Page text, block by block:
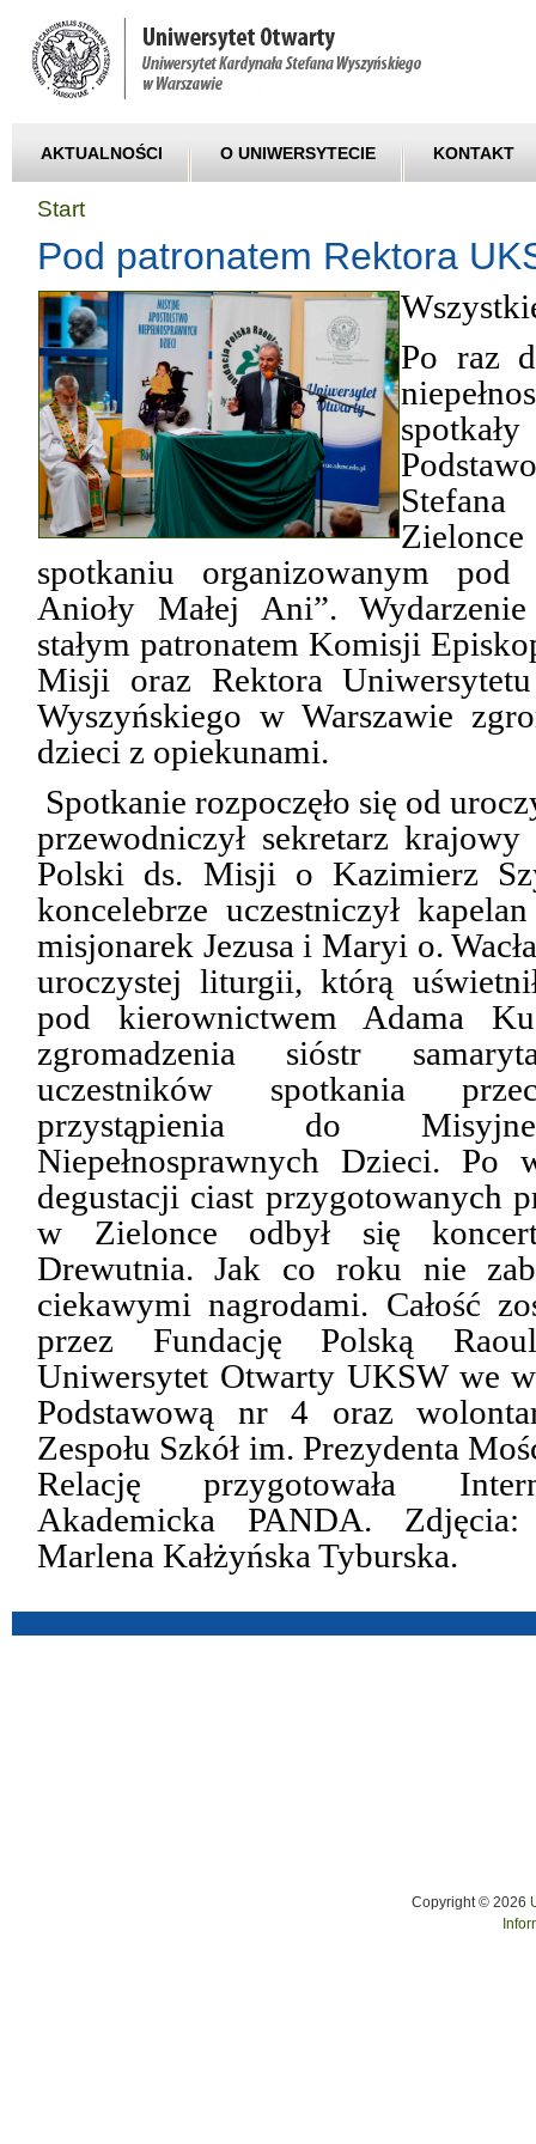
AKTUALNOŚCI O UNIWERSYTECIE KONTAKT
Start
Pod patronatem Rektora
Po raz
spotkaniu organizowanym pod
Anioły Małej Ani”.
stałym patronatem Komisji
Misji oraz Rektora Uniwersytetu
Wyszyńskiego w Warszawie
dzieci z opiekunami.
Spotkanie rozpoczęło się od
przewodniczył sekretarz
Polski ds. Misji o Kazimierz
koncelebrze uczestniczył
misjonarek Jezusa i Maryi o.
uroczystej liturgii, którą
pod kierownictwem Adama
zgromadzenia sióstr
uczestników spotkania
przystąpienia do
Niepełnosprawnych Dzieci. Po
degustacji ciast przygotowanych
w Zielonce odbył się
Drewutnia.Jak co roku nie
ciekawyminagrodami. Całość
przez Fundację Polską
Uniwersytet Otwarty UKSW we
Podstawową nr 4 oraz
Zespołu Szkół im. Prezydenta
Relację przygotowała
Akademicka PANDA.
Marlena Kałżyńska Tyburska.
Copyright © 2026